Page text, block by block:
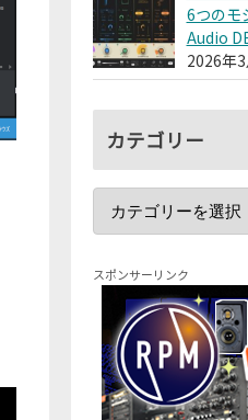
6つのモ
Audio
2026年
カテゴリー
スポンサーリンク